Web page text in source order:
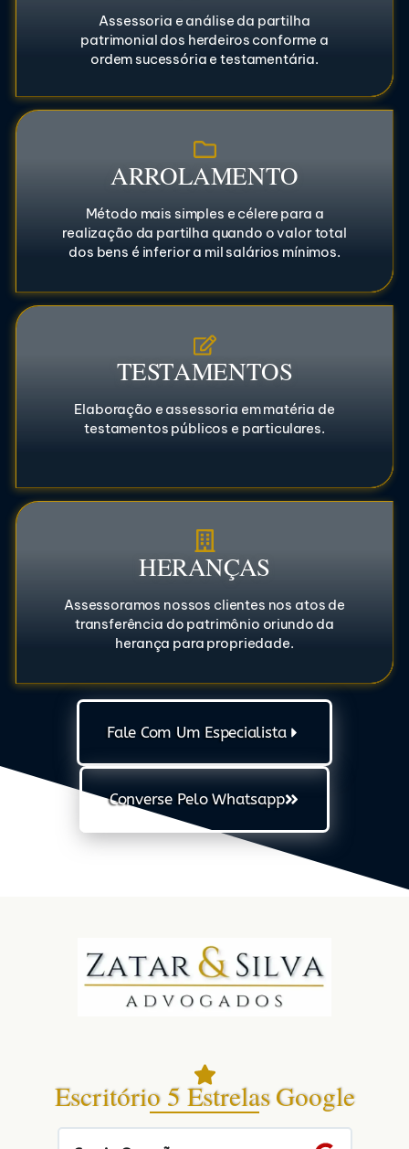
Assessoria e análise da partilha
patrimonial dos herdeiros conforme a
ordem sucessória e testamentária.
ARROLAMENTO
Método mais simples e célere para a
realização da partilha quando o valor total
dos bens é inferior a mil salários mínimos.
TESTAMENTOS
Elaboração e assessoria em matéria de
testamentos públicos e particulares.
HERANÇAS
Assessoramos nossos clientes nos atos de
transferência do patrimônio oriundo da
herança para propriedade.
Fale Com Um Especialista
Converse Pelo Whatsapp
Escritório 5 Estrelas Google